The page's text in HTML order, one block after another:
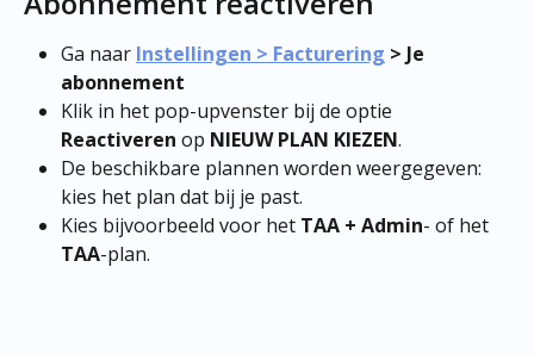
Ga naar Instellingen > Facturering > Je
abonnement
Klik in het pop-upvenster bij de optie
Reactiveren op NIEUW PLAN KIEZEN.
De beschikbare plannen worden weergegeven:
kies het plan dat bij je past.
Kies bijvoorbeeld voor het TAA + Admin- of het
TAA-plan.